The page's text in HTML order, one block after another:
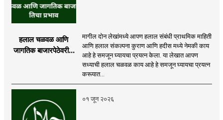
हलाल चळवळ आणि
जागतिक बाजारपेठेवरील
मागील दोन लेखांमध्ये आपण हलाल संबंधी प्राथमिक माहिती
आणि हलाल संकल्पना कुराण आणि हदीस मध्ये नेमकी काय
आहे हे समजून घ्यायचा प्रयत्न केला. या लेखात आपण
सध्याची हलाल चळवळ काय आहे हे समजून घ्यायचा प्रयत्न
करूयात...
०१ जून २०२६